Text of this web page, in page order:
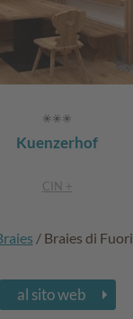
Kuenzerhof
CIN +
/ Braies di Fuori
al sito web